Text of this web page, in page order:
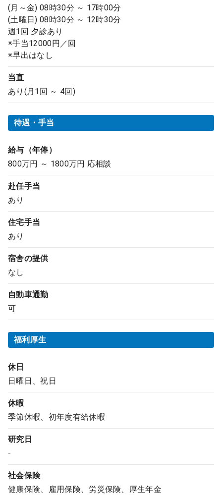
(月～金) 08時30分 ～ 17時00分
(土曜日) 08時30分 ～ 12時30分
週1回 夕診あり
※手当12000円／回
※早出はなし
当直
あり(月1回 ～ 4回)
待遇・手当
給与（年俸）
800万円 ～ 1800万円 応相談
赴任手当
あり
住宅手当
あり
宿舎の提供
なし
自動車通勤
可
福利厚生
休日
日曜日、祝日
休暇
季節休暇、初年度有給休暇
研究日
-
社会保険
健康保険、雇用保険、労災保険、厚生年金